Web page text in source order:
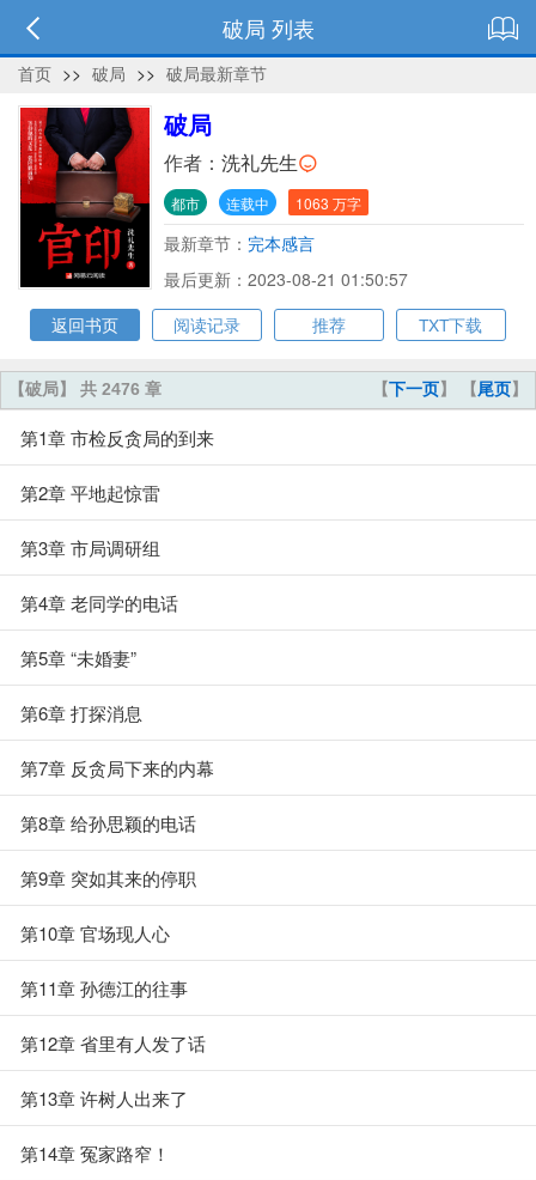
破局 列表
首页 >> 破局 >> 破局最新章节
破局
作者： 洗礼先生
都市 连载中 1063 万字
最新章节： 完本感言
最后更新：2023-08-21 01:50:57
返回书页
阅读记录 推荐 TXT下载
【下一页】 【尾页】
【破局】 共 2476 章
第1章 市检反贪局的到来
第2章 平地起惊雷
第3章 市局调研组
第4章 老同学的电话
第5章 “未婚妻”
第6章 打探消息
第7章 反贪局下来的内幕
第8章 给孙思颖的电话
第9章 突如其来的停职
第10章 官场现人心
第11章 孙德江的往事
第12章 省里有人发了话
第13章 许树人出来了
第14章 冤家路窄！